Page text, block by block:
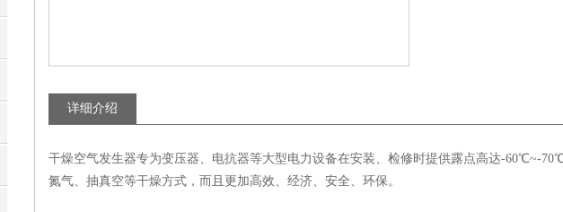
详细介绍
干燥空气发生器专为变压器、电抗器等大型电力设备在安装、检修时提供露点高达-60℃~-
氮气、抽真空等干燥方式，而且更加高效、经济、安全、环保。